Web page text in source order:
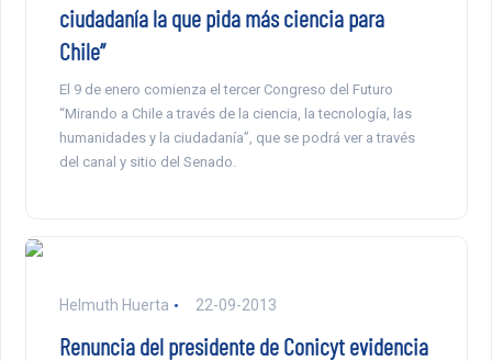
ciudadanía la que pida más ciencia para
Chile”
El 9 de enero comienza el tercer Congreso del Futuro
“Mirando a Chile a través de la ciencia, la tecnología, las
humanidades y la ciudadanía”, que se podrá ver a través
del canal y sitio del Senado.
Helmuth Huerta 22-09-2013
Renuncia del presidente de Conicyt evidencia